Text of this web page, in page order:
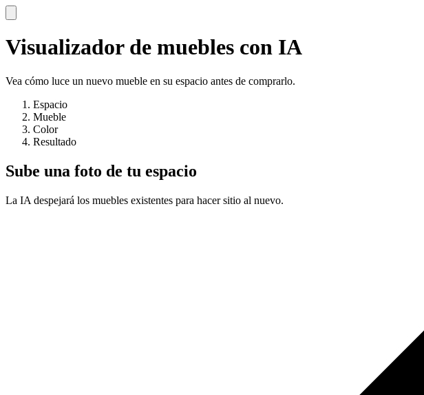
Visualizador de muebles con IA
Vea cómo luce un nuevo mueble en su espacio antes de comprarlo.
Espacio
Mueble
Color
Resultado
Sube una foto de tu espacio
La IA despejará los muebles existentes para hacer sitio al nuevo.